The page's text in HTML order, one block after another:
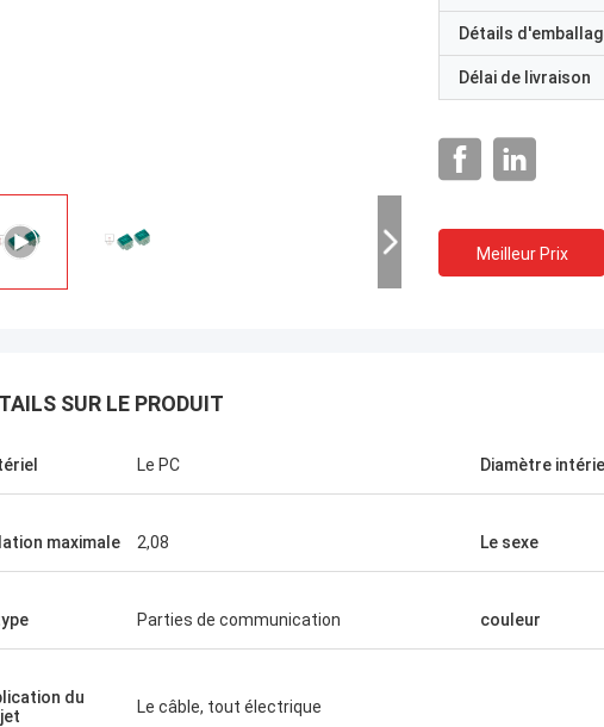
Détails
Délai de livraison
Meilleur Prix
SUR LE PRODUIT
Le PC Diamètre
maximale 2,08 Le sexe
Parties de communication couleur
du
Le câble, tout électrique